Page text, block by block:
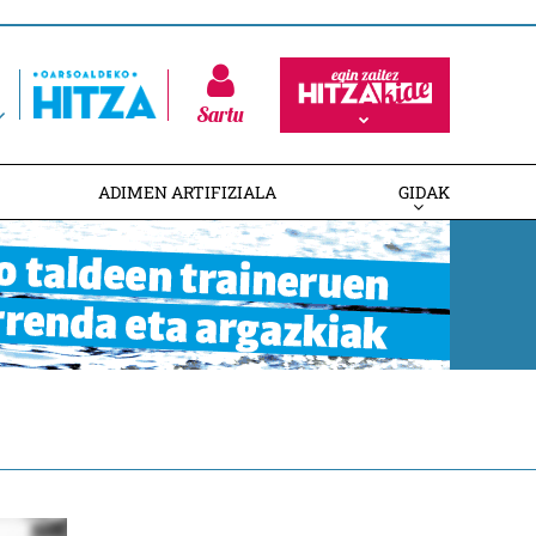
Sartu
ADIMEN ARTIFIZIALA GIDAK